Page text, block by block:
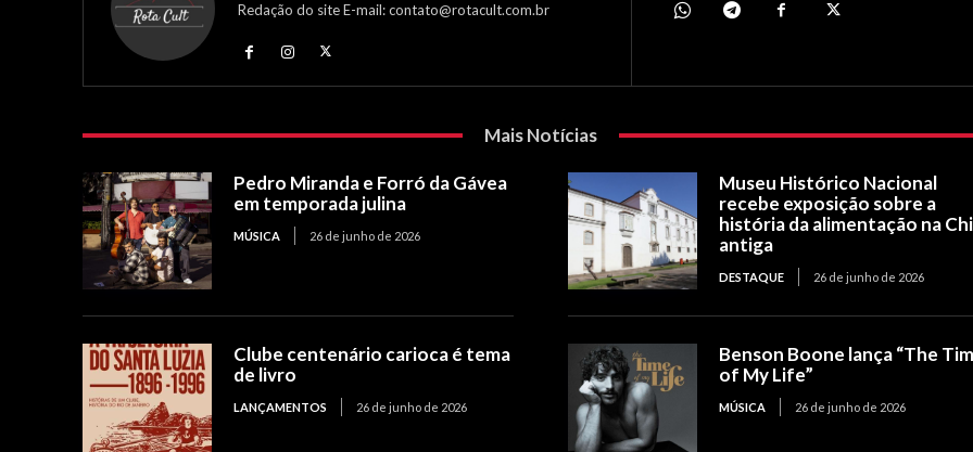
Redação do site E-mail: contato@rotacult.com.br
Mais Notícias
Pedro Miranda e Forró da Gávea
em temporada julina
MÚSICA 26 de junho de 2026
Museu Histórico Nacional
recebe exposição sobre a
história da alimentação na
antiga
DESTAQUE 26 de junho de 2026
Clube centenário carioca é tema
de livro
LANÇAMENTOS 26 de junho de 2026
Benson Boone lança “The
of My Life”
MÚSICA 26 de junho de 2026